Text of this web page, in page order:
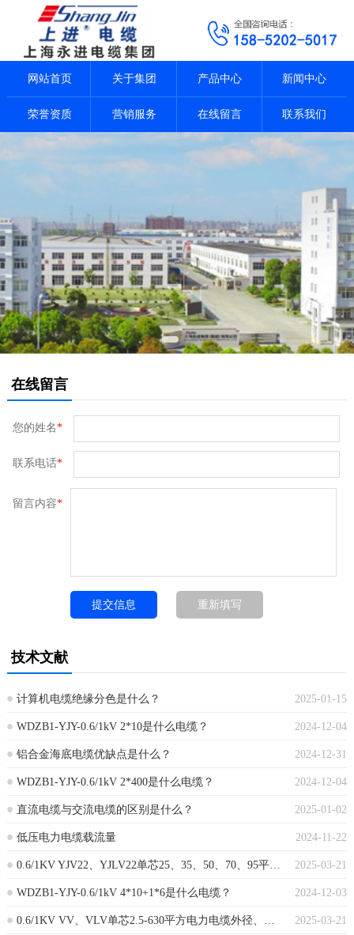
网站首页 关于集团 产品中心 新闻中心
荣誉资质 营销服务 在线留言 联系我们
在线留言
您的姓名*
联系电话*
留言内容*
技术文献
2025-01-15
计算机电缆绝缘分色是什么？
2024-12-04
WDZB1-YJY-0.6/1kV 2*10是什么电缆？
2024-12-31
铝合金海底电缆优缺点是什么？
2024-12-04
WDZB1-YJY-0.6/1kV 2*400是什么电缆？
2025-01-02
直流电缆与交流电缆的区别是什么？
2024-11-22
低压电力电缆载流量
2025-03-21
0.6/1KV YJV22、YJLV22单芯25、35、50、70、95平方电缆外径、重量及载流量表
2024-12-03
WDZB1-YJY-0.6/1kV 4*10+1*6是什么电缆？
2025-03-21
0.6/1KV VV、VLV单芯2.5-630平方电力电缆外径、重量及载流量表